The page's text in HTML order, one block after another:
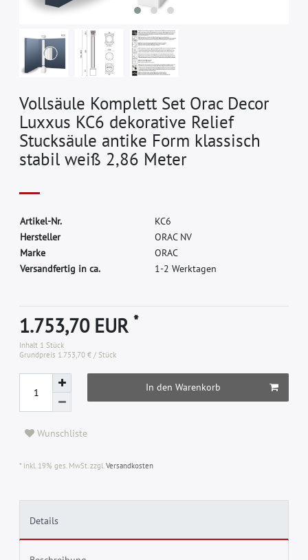
Vollsäule Komplett Set Orac Decor
Luxxus KC6 dekorative Relief
Stucksäule antike Form klassisch
stabil weiß 2,86 Meter
Artikel-Nr. KC6
Hersteller ORAC NV
Marke ORAC
Versandfertig in ca.
1-2 Werktagen
1.753,70 EUR*
Inhalt 1Stück
Grundpreis 1.753,70 € / Stück
In den Warenkorb
Wunschliste
* inkl. 19% ges. MwSt. zzgl.Versandkosten
Details